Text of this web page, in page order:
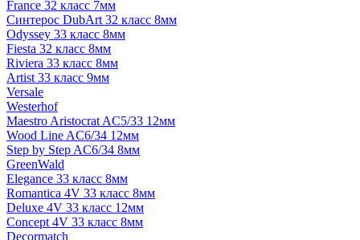
France 32 класс 7мм
Синтерос DubArt 32 класс 8мм
Odyssey 33 класс 8мм
Fiesta 32 класс 8мм
Riviera 33 класс 8мм
Artist 33 класс 9мм
Versale
Westerhof
Maestro Aristocrat AC5/33 12мм
Wood Line AC6/34 12мм
Step by Step AC6/34 8мм
GreenWald
Elegance 33 класс 8мм
Romantica 4V 33 класс 8мм
Deluxe 4V 33 класс 12мм
Concept 4V 33 класс 8мм
Decormatch